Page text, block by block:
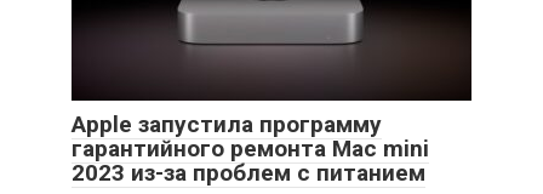
Apple запустила программу
гарантийного ремонта Mac mini
2023 из-за проблем с питанием